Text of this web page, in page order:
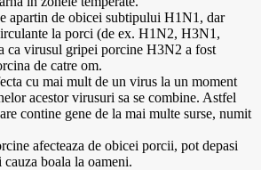
apartin de obicei subtipului H1N1, dar
la porci (de ex. H1N2, H3N1,
ca virusul gripei porcine H3N2 a fost
de catre om.
cu mai mult de un virus la un moment
acestor virusuri sa se combine. Astfel
contine gene de la mai multe surse, numit
afecteaza de obicei porcii, pot depasi
boala la oameni.